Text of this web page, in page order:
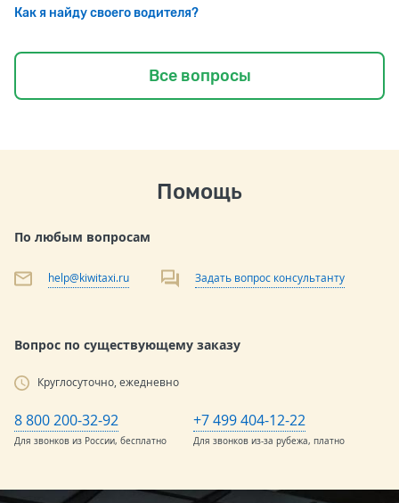
Как я найду своего водителя?
Все вопросы
Помощь
По любым вопросам
help@kiwitaxi.ru Задать вопрос консультанту
Вопрос по существующему заказу
Круглосуточно, ежедневно
8 800 200-32-92
Для звонков из России, бесплатно
+7 499 404-12-22
Для звонков из-за рубежа, платно